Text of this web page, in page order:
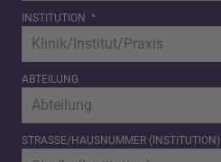
INSTITUTION *
ABTEILUNG
STRASSE/HAUSNUMMER (INSTITUTION)